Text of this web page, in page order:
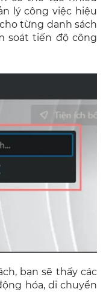
lý công việc hiệu
từng danh sách
soát tiến độ công
bạn sẽ thấy các
hóa, di chuyển